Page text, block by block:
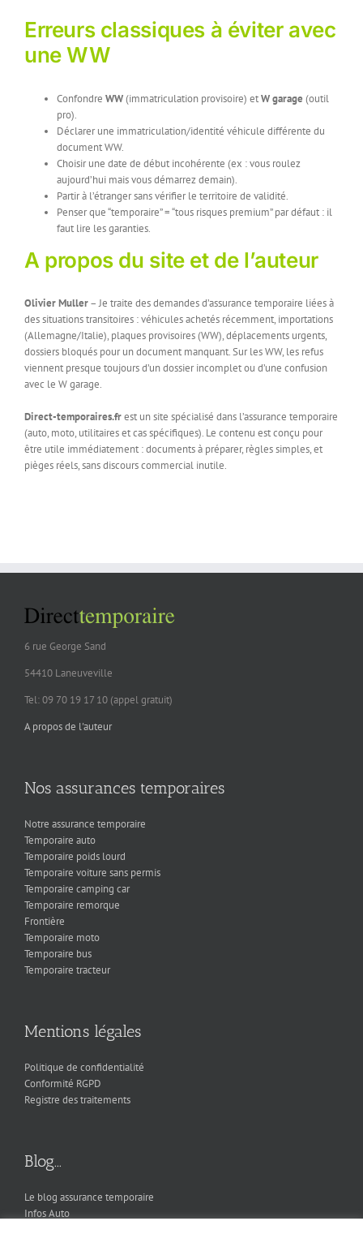
Erreurs classiques à éviter avec
une WW
Confondre WW(immatriculation provisoire) etW garage (outil
pro).
Déclarer une immatriculation/identité véhicule différente du
document WW.
Choisir une date de début incohérente (ex : vous roulez
aujourd’hui mais vous démarrez demain).
Partir à l’étranger sans vérifier le territoire de validité.
Penser que “temporaire” = “tous risques premium” par défaut : il
faut lire les garanties.
A propos du site et de l’auteur
Olivier Muller– Je traite des demandes d’assurance temporaire liées à
des situations transitoires : véhicules achetés récemment, importations
(Allemagne/Italie), plaques provisoires (WW), déplacements urgents,
dossiers bloqués pour un document manquant. Sur les WW, les refus
viennent presque toujours d’un dossier incomplet ou d’une confusion
avec le W garage.
Direct-temporaires.frest un site spécialisé dans l’assurance temporaire
(auto, moto, utilitaires et cas spécifiques). Le contenu est conçu pour
être utile immédiatement : documents à préparer, règles simples, et
pièges réels, sans discours commercial inutile.
6 rue George Sand
54410 Laneuveville
Tel: 09 70 19 17 10 (appel gratuit)
A propos de l'auteur
Nos assurances temporaires
Notre assurance temporaire
Temporaire auto
Temporaire poids lourd
Temporaire voiture sans permis
Temporaire camping car
Temporaire remorque
Frontière
Temporaire moto
Temporaire bus
Temporaire tracteur
Mentions légales
Politique de confidentialité
Conformité RGPD
Registre des traitements
Blog...
Le blog assurance temporaire
Infos Auto